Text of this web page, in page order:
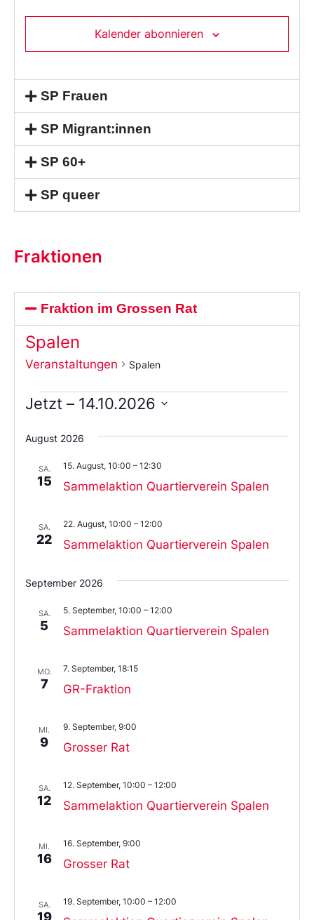
Kalender abonnieren
SP Frauen
SP Migrant:innen
SP 60+
SP queer
Fraktionen
Fraktion im Grossen Rat
Spalen
Veranstaltungen Spalen
Jetzt – 14.10.2026
Sie
das
aus.
August 2026
SA.
15 Sammelaktion Quartierverein Spalen
15. August, 10:00 – 12:30
SA.
22 Sammelaktion Quartierverein Spalen
22. August, 10:00 – 12:00
September 2026
SA.
5 Sammelaktion Quartierverein Spalen
5. September, 10:00 – 12:00
MO.
7 GR-Fraktion
7. September, 18:15
MI.
9 Grosser Rat
9. September, 9:00
SA.
12 Sammelaktion Quartierverein Spalen
12. September, 10:00 – 12:00
MI.
16 Grosser Rat
16. September, 9:00
SA.
19
19. September, 10:00 – 12:00